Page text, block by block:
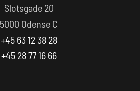
Slotsgade 20
5000 Odense C
+45 63 12 38 28
+45 28 77 16 66